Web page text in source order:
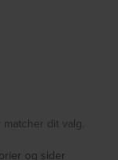
dit valg.